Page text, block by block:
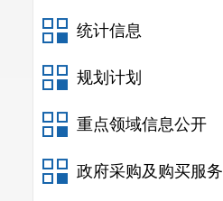
统计信息
规划计划
重点领域信息公开
政府采购及购买服务